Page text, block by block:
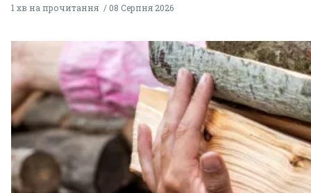
1 хв на прочитання 08 Серпня 2026